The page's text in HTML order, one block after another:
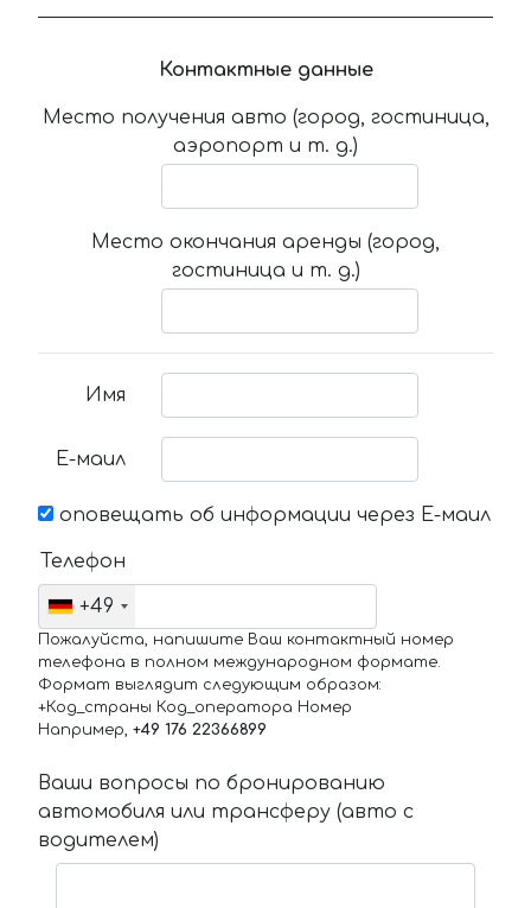
Контактные данные
Место получения авто (город, гостиница,
аэропорт и т. д.)
Место окончания аренды (город,
гостиница и т. д.)
Имя
Е-маил
оповещать об информации через Е-маил
Телефон
+49
Пожалуйста, напишите Ваш контактный номер
телефона в полном международном формате.
Формат выглядит следующим образом:
+Код_страны Код_оператора Номер
Например, +49 176 22366899
Ваши вопросы по бронированию
автомобиля или трансферу (авто с
водителем)